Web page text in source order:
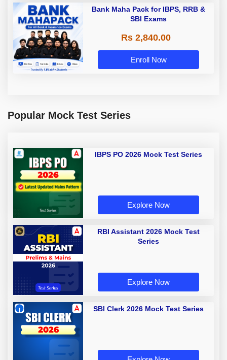
Bank Maha Pack for IBPS, RRB &
SBI Exams
Rs 2,840.00
Enroll Now
Popular Mock Test Series
IBPS PO 2026 Mock Test Series
Explore Now
RBI Assistant 2026 Mock Test
Series
Explore Now
SBI Clerk 2026 Mock Test Series